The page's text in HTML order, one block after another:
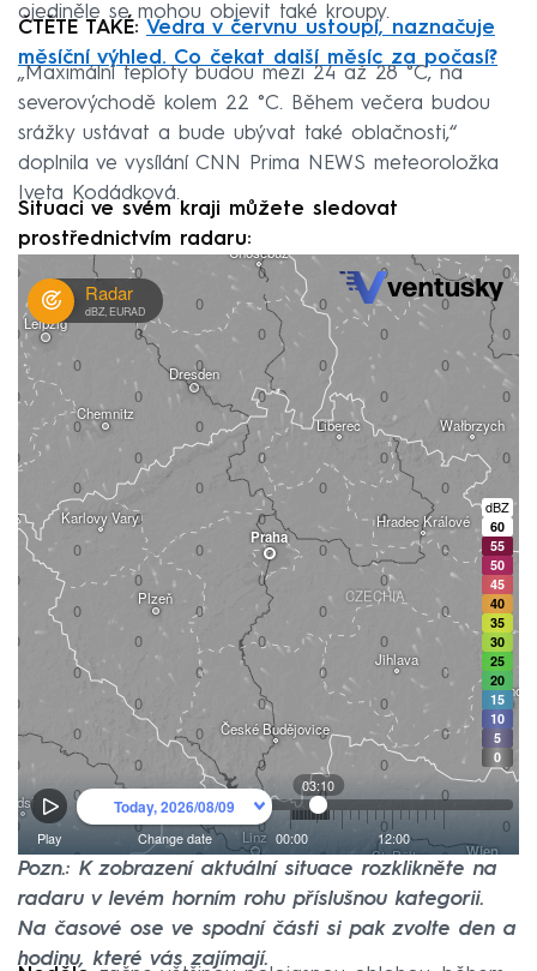
ojediněle se mohou objevit také kroupy.
ČTĚTE TAKÉ: Vedra v červnu ustoupí, naznačuje
měsíční výhled. Co čekat další měsíc za počasí?
„Maximální teploty budou mezi 24 až 28 °C, na
severovýchodě kolem 22 °C. Během večera budou
srážky ustávat a bude ubývat také oblačnosti,“
doplnila ve vysílání CNN Prima NEWS meteoroložka
Iveta Kodádková.
Situaci ve svém kraji můžete sledovat
prostřednictvím radaru:
Pozn.: K zobrazení aktuální situace rozklikněte na
radaru v levém horním rohu příslušnou kategorii.
Na časové ose ve spodní části si pak zvolte den a
hodinu, které vás zajímají.